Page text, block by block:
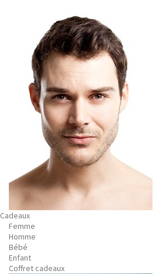
Cadeaux
Femme
Homme
Bébé
Enfant
Coffret cadeaux